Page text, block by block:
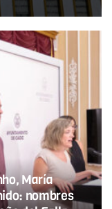
María
nombres